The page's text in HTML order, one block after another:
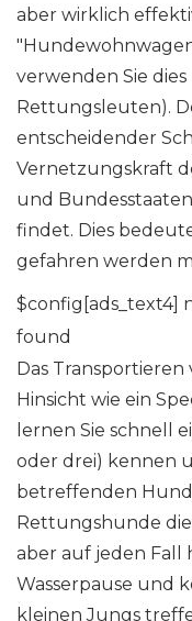
aber wirklich
verwenden Sie
Rettungsleuten).
entscheidender
Vernetzungskraft
und
findet. Dies
gefahren werden
$config[ads_text4]
found
Das
Hinsicht wie ein
lernen Sie schnell
oder drei) kennen
betreffenden
Rettungshunde
aber auf jeden Fall
Wasserpause und
kleinen Jungs